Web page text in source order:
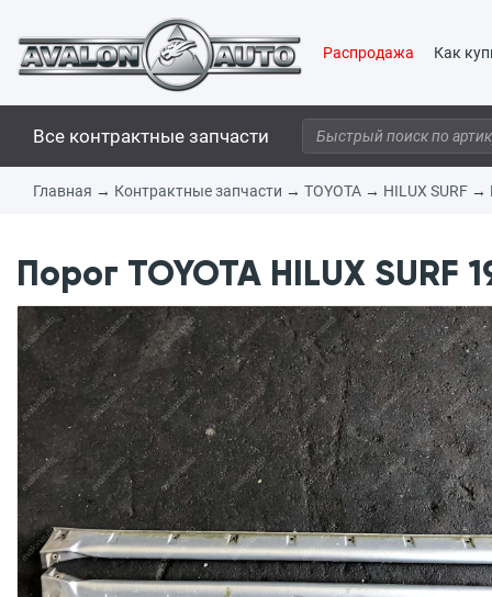
Распродажа Как
Все контрактные запчасти
Главная → Контрактные запчасти → TOYOTA → HILUX SURF →
Порог TOYOTA HILUX SURF